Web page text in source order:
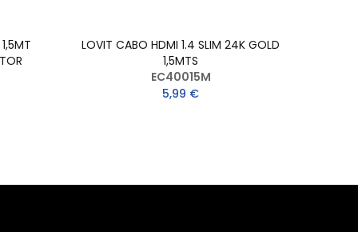
LOVIT CABO HDMI 1.4 SLIM 24K GOLD
1,5MTS
EC40015M
5,99 €